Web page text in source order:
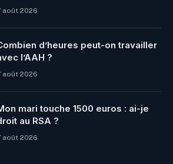
août 2026
d’heures peut-on travailler
l’AAH ?
août 2026
mari touche 1500 euros : ai-je
au RSA ?
août 2026